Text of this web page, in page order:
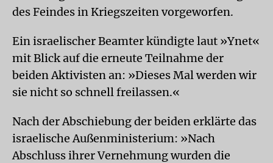
des Feindes in Kriegszeiten vorgeworfen.
Ein israelischer Beamter kündigte laut »Ynet«
mit Blick auf die erneute Teilnahme der
beiden Aktivisten an: »Dieses Mal werden wir
sie nicht so schnell freilassen.«
Nach der Abschiebung der beiden erklärte das
israelische Außenministerium: »Nach
Abschluss ihrer Vernehmung wurden die